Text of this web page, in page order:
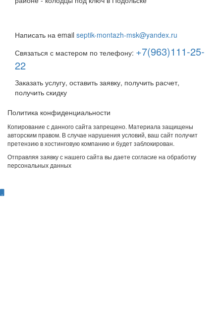
Написать на email septik-montazh-msk@yandex.ru
Связаться с мастером по телефону: +7(963)111-25-
22
Заказать услугу, оставить заявку, получить расчет,
получить скидку
Политика конфиденциальности
Копирование с данного сайта запрещено. Материала защищены
авторским правом. В случае нарушения условий, ваш сайт получит
претензию в хостинговую компанию и будет заблокирован.
Отправляя заявку с нашего сайта вы даете согласие на обработку
персональных данных